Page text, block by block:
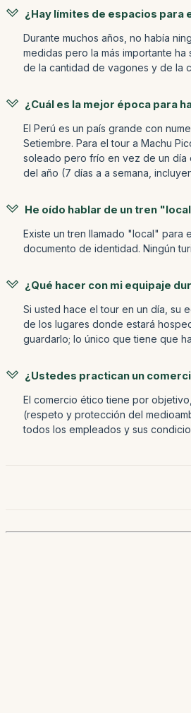
¿Hay límites de espacios para
Durante muchos años, no había
medidas pero la más importante
de la cantidad de vagones y de la
¿Cuál es la mejor época para
El Perú es un país grande con
Setiembre. Para el tour a Machu
soleado pero frío en vez de un día
del año (7 días a a semana,
He oído hablar de un tren
Existe un tren llamado "local" para
documento de identidad. Ningún
¿Qué hacer con mi equipaje
Si usted hace el tour en un día, su
de los lugares donde estará
guardarlo; lo único que tiene que
¿Ustedes practican un
El comercio ético tiene por
(respeto y protección del
todos los empleados y sus